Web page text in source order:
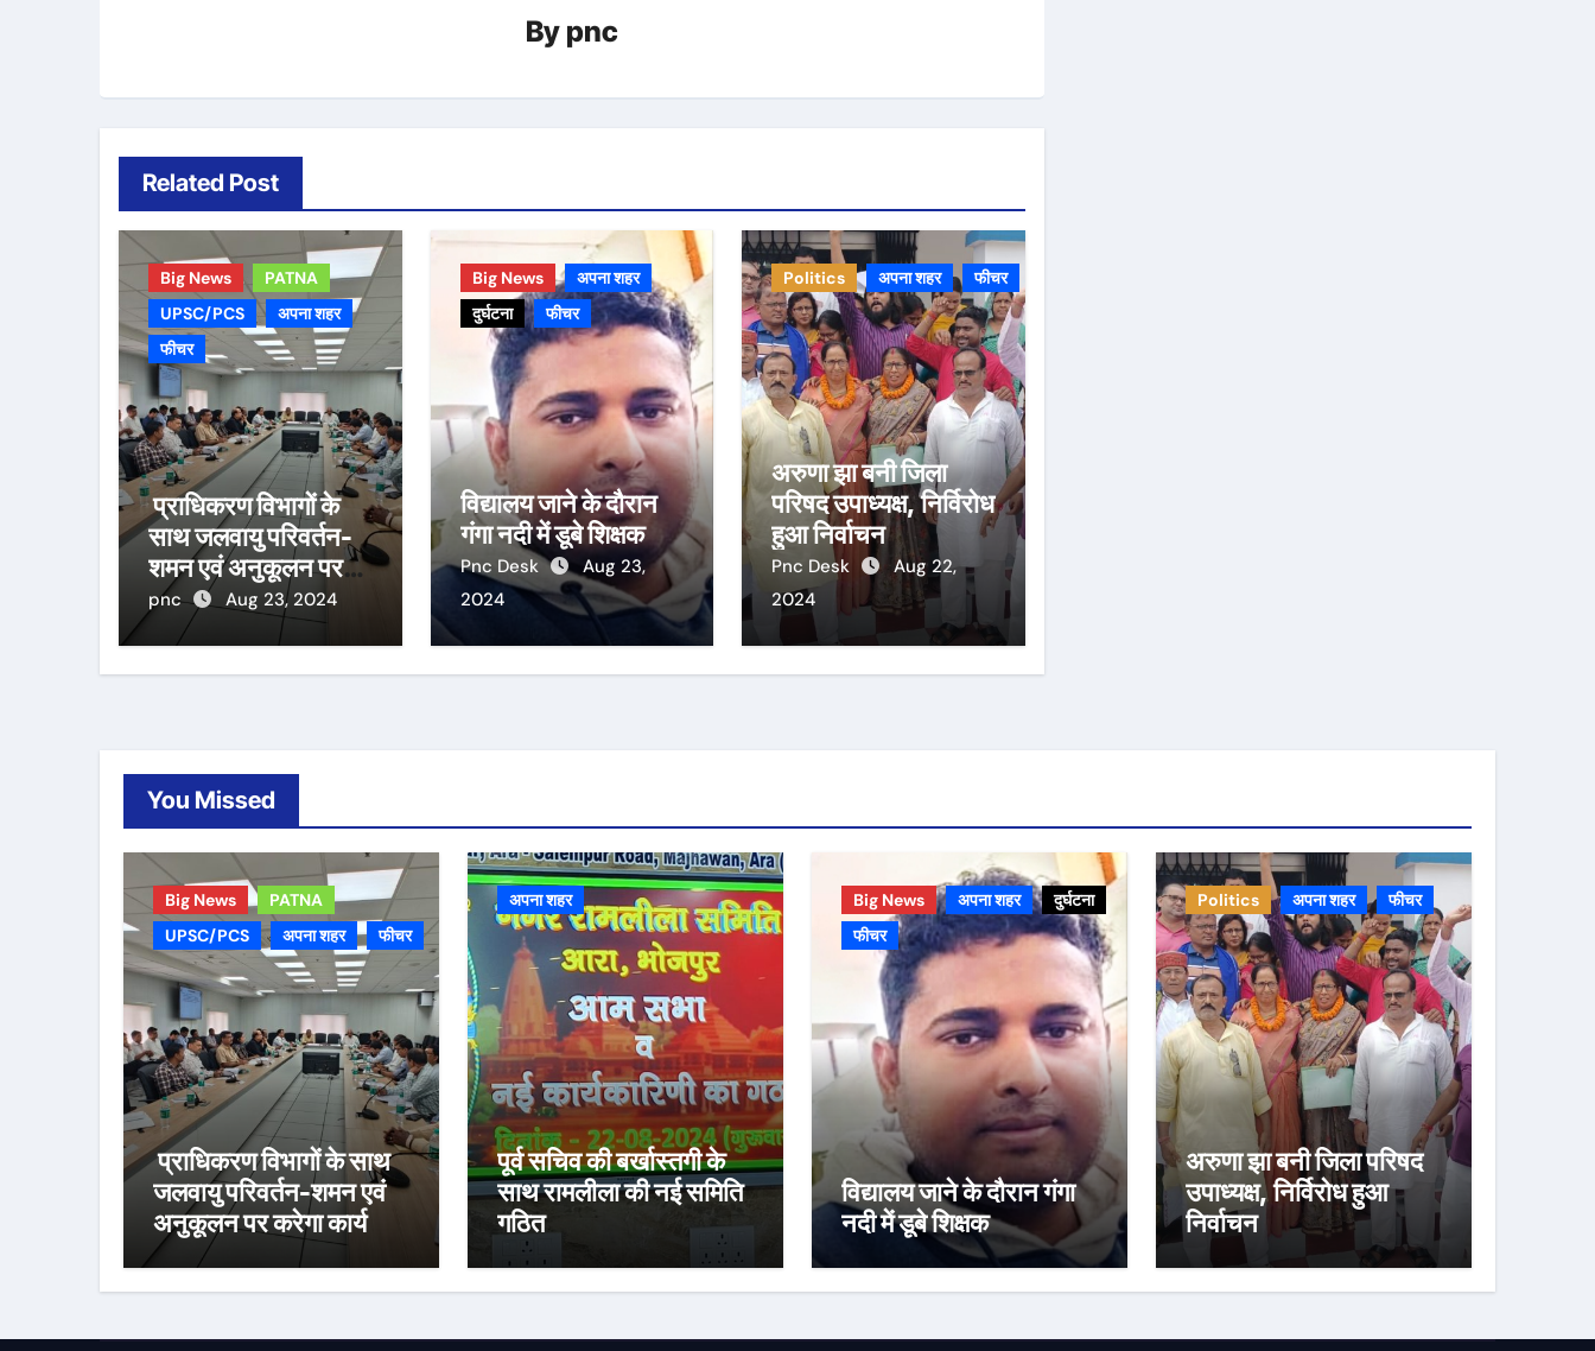
By pnc
Related Post
Big News
PATNA
UPSC/PCS
अपना शहर
फीचर
प्राधिकरण विभागों के
साथ जलवायु परिवर्तन-
शमन एवं अनुकूलन पर
करेगा कार्य
pnc Aug 23, 2024
Big News
अपना शहर
दुर्घटना
फीचर
विद्यालय जाने के दौरान
गंगा नदी में डूबे शिक्षक
Pnc Desk
Aug 23,
2024
Politics अपना शहर फीचर
अरुणा झा बनी जिला
परिषद उपाध्यक्ष, निर्विरोध
हुआ निर्वाचन
Pnc Desk
Aug 22,
2024
You Missed
Big News
PATNA
UPSC/PCS
अपना शहर फीचर
प्राधिकरण विभागों के साथ
जलवायु परिवर्तन-शमन एवं
अनुकूलन पर करेगा कार्य
अपना शहर
पूर्व सचिव की बर्खास्तगी के
साथ रामलीला की नई समिति
गठित
Big News अपना शहर
दुर्घटना
फीचर
विद्यालय जाने के दौरान गंगा
नदी में डूबे शिक्षक
Politics अपना शहर फीचर
अरुणा झा बनी जिला परिषद
उपाध्यक्ष, निर्विरोध हुआ
निर्वाचन